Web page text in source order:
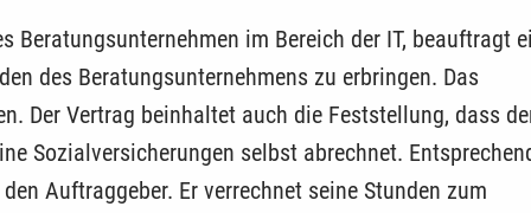
Beratungsunternehmen im ­Bereich der IT, beauftragt
des Beratungsunternehmens zu erbringen. Das
Der Vertrag beinhaltet auch die Feststellung, dass
Sozialversicherungen selbst ­abrechnet.
Auftraggeber. Er verrechnet seine Stunden zum